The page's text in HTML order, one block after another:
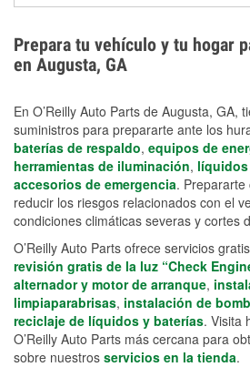
los daños por inundación. Evitar
preparar opciones de carga de
medidas de protección más
Prepara tu vehículo y tu hogar
en Augusta, GA
En O’Reilly Auto Parts de Augusta, GA,
suministros para prepararte ante los
baterías de respaldo, equipos de
herramientas de iluminación,
accesorios de emergencia. Prepararte
reducir los riesgos relacionados con el
condiciones climáticas severas y cortes
O’Reilly Auto Parts ofrece servicios
revisión gratis de la luz “Check
alternador y motor de arranque,
limpiaparabrisas, instalación de
reciclaje de líquidos y baterías. Visita
O’Reilly Auto Parts más cercana para
sobre nuestros servicios en la tienda.